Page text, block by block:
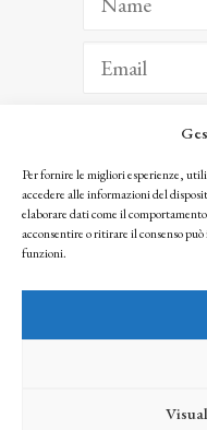
Per fornire le migliori esperienze,
accedere alle informazioni del
elaborare dati come il
acconsentire o ritirare il consenso
funzioni.
Facendo clic per iscriverti,
seguendo la nostra Privacy Policy
© 2025 Istituto Matteucci. All right
l’autorizzazione scritta dei